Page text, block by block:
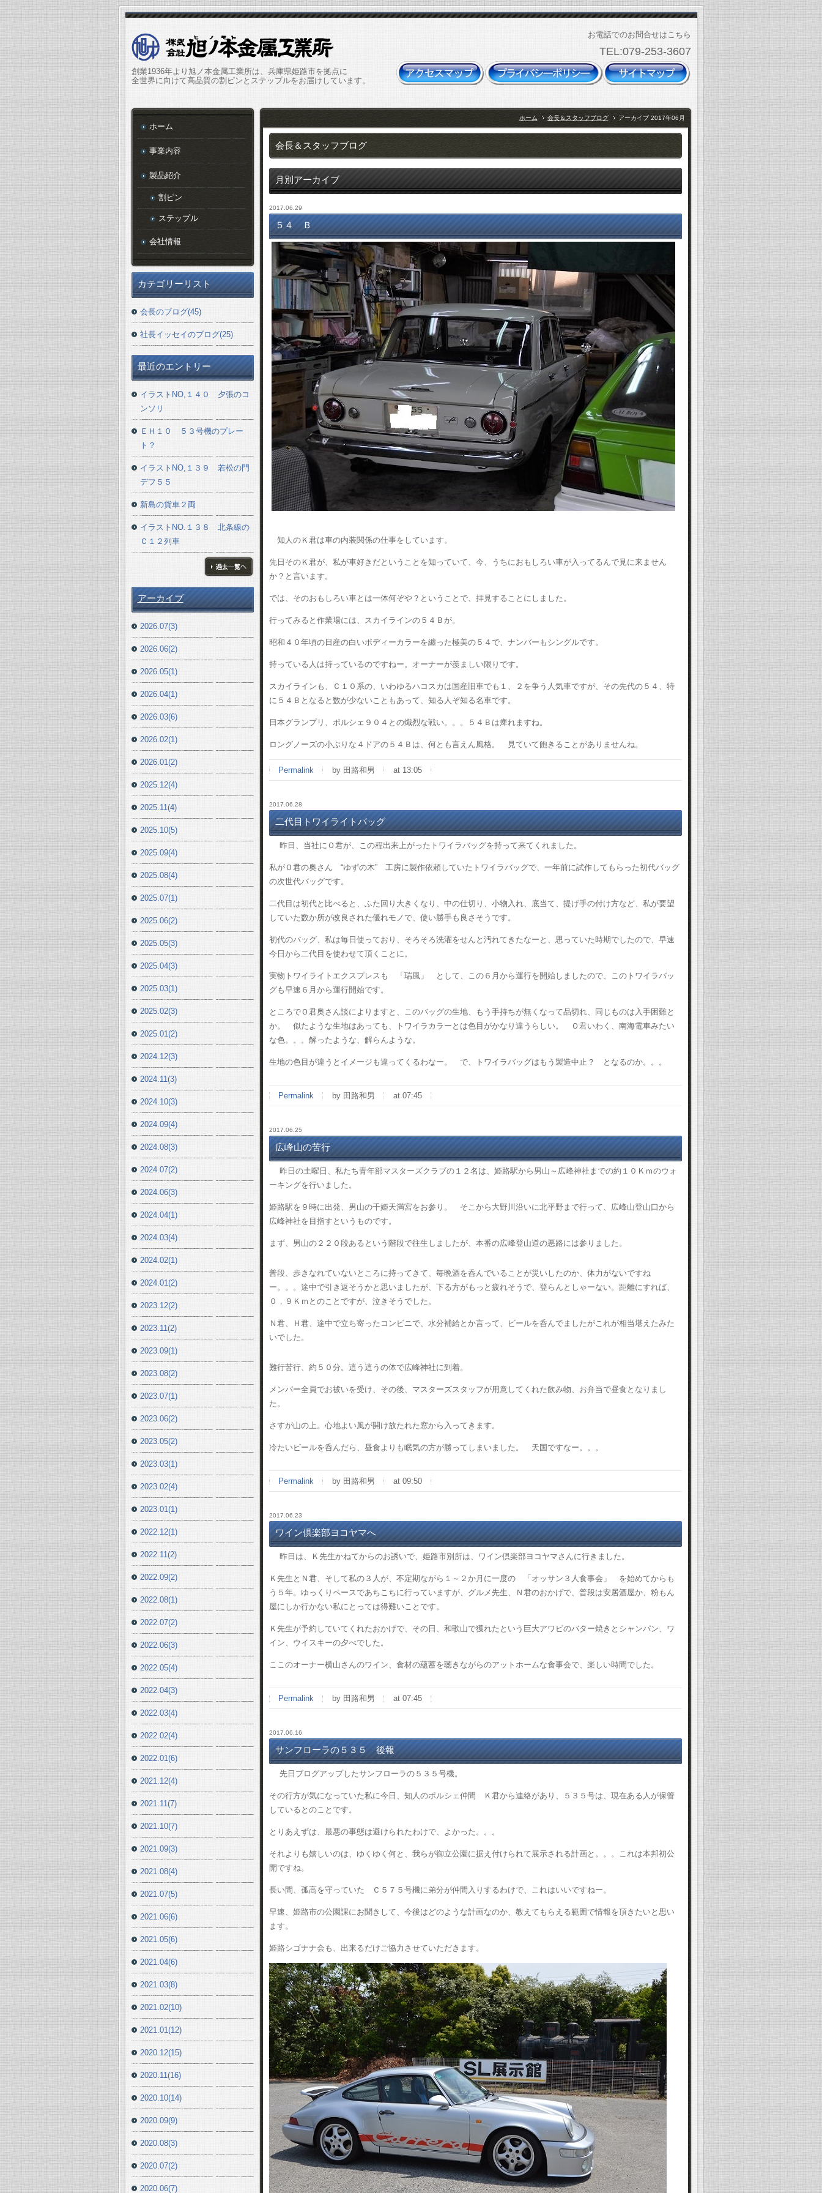
創業1936年より旭ノ本金属工業所は、兵庫県姫路市を拠点に
全世界に向けて高品質の割ピンとステップルをお届けしています。
お電話でのお問合せはこちら
TEL:079-253-3607
ホーム 会長＆スタッフブログ アーカイブ 2017年06月
会長＆スタッフブログ
月別アーカイブ
2017.06.29
５４ Ｂ
知人のＫ君は車の内装関係の仕事をしています。
先日そのＫ君が、私が車好きだということを知っていて、今、うちにおもしろい車が入ってるんで見に来ません
か？と言います。
では、そのおもしろい車とは一体何ぞや？ということで、拝見することにしました。
行ってみると作業場には、スカイラインの５４Ｂが。
昭和４０年頃の日産の白いボディーカラーを纏った極美の５４で、ナンバーもシングルです。
持っている人は持っているのですねー。オーナーが羨ましい限りです。
スカイラインも、Ｃ１０系の、いわゆるハコスカは国産旧車でも１、２を争う人気車ですが、その先代の５４、特
に５４Ｂとなると数が少ないこともあって、知る人ぞ知る名車です。
日本グランプリ、ポルシェ９０４との熾烈な戦い。。。５４Ｂは痺れますね。
ロングノーズの小ぶりな４ドアの５４Ｂは、何とも言えん風格。 見ていて飽きることがありませんね。
Permalink by 田路和男 at 13:05
2017.06.28
二代目トワイライトバッグ
昨日、当社にＯ君が、この程出来上がったトワイラバッグを持って来てくれました。
私がＯ君の奥さん “ゆずの木” 工房に製作依頼していたトワイラバッグで、一年前に試作してもらった初代バッグ
の次世代バッグです。
二代目は初代と比べると、ふた回り大きくなり、中の仕切り、小物入れ、底当て、提げ手の付け方など、私が要望
していた数か所が改良された優れモノで、使い勝手も良さそうです。
初代のバッグ、私は毎日使っており、そろそろ洗濯をせんと汚れてきたなーと、思っていた時期でしたので、早速
今日から二代目を使わせて頂くことに。
実物トワイライトエクスプレスも 「瑞風」 として、この６月から運行を開始しましたので、このトワイラバッ
グも早速６月から運行開始です。
ところでＯ君奥さん談によりますと、このバッグの生地、もう手持ちが無くなって品切れ、同じものは入手困難と
か。 似たような生地はあっても、トワイラカラーとは色目がかなり違うらしい。 Ｏ君いわく、南海電車みたい
な色。。。解ったような、解らんような。
生地の色目が違うとイメージも違ってくるわなー。 で、トワイラバッグはもう製造中止？ となるのか。。。
Permalink by 田路和男 at 07:45
2017.06.25
広峰山の苦行
昨日の土曜日、私たち青年部マスターズクラブの１２名は、姫路駅から男山～広峰神社までの約１０Ｋｍのウォ
ーキングを行いました。
姫路駅を９時に出発、男山の千姫天満宮をお参り。 そこから大野川沿いに北平野まで行って、広峰山登山口から
広峰神社を目指すというものです。
まず、男山の２２０段あるという階段で往生しましたが、本番の広峰登山道の悪路には参りました。
普段、歩きなれていないところに持ってきて、毎晩酒を呑んでいることが災いしたのか、体力がないですね
ー。。。途中で引き返そうかと思いましたが、下る方がもっと疲れそうで、登らんとしゃーない。距離にすれば、
０，９Ｋｍとのことですが、泣きそうでした。
Ｎ君、Ｈ君、途中で立ち寄ったコンビニで、水分補給とか言って、ビールを呑んでましたがこれが相当堪えたみた
いでした。
難行苦行、約５０分。這う這うの体で広峰神社に到着。
メンバー全員でお祓いを受け、その後、マスターズスタッフが用意してくれた飲み物、お弁当で昼食となりまし
た。
さすが山の上。心地よい風が開け放たれた窓から入ってきます。
冷たいビールを呑んだら、昼食よりも眠気の方が勝ってしまいました。 天国ですなー。。。
Permalink by 田路和男 at 09:50
2017.06.23
ワイン倶楽部ヨコヤマへ
昨日は、Ｋ先生かねてからのお誘いで、姫路市別所は、ワイン倶楽部ヨコヤマさんに行きました。
Ｋ先生とＮ君、そして私の３人が、不定期ながら１～２か月に一度の 「オッサン３人食事会」 を始めてからも
う５年。ゆっくりペースであちこちに行っていますが、グルメ先生、Ｎ君のおかげで、普段は安居酒屋か、粉もん
屋にしか行かない私にとっては得難いことです。
Ｋ先生が予約していてくれたおかげで、その日、和歌山で獲れたという巨大アワビのバター焼きとシャンパン、ワ
イン、ウイスキーの夕べでした。
ここのオーナー横山さんのワイン、食材の蘊蓄を聴きながらのアットホームな食事会で、楽しい時間でした。
Permalink by 田路和男 at 07:45
2017.06.16
サンフローラの５３５ 後報
先日ブログアップしたサンフローラの５３５号機。
その行方が気になっていた私に今日、知人のポルシェ仲間 Ｋ君から連絡があり、５３５号は、現在ある人が保管
しているとのことです。
とりあえずは、最悪の事態は避けられたわけで、よかった。。。
それよりも嬉しいのは、ゆくゆく何と、我らが御立公園に据え付けられて展示される計画と。。。これは本邦初公
開ですね。
長い間、孤高を守っていた Ｃ５７５号機に弟分が仲間入りするわけで、これはいいですねー。
早速、姫路市の公園課にお聞きして、今後はどのような計画なのか、教えてもらえる範囲で情報を頂きたいと思い
ます。
姫路シゴナナ会も、出来るだけご協力させていただきます。
ホーム
事業内容
製品紹介
割ピン
ステップル
会社情報
カテゴリーリスト
会長のブログ(45)
社長イッセイのブログ(25)
最近のエントリー
イラストNO,１４０ 夕張のコ
ンソリ
ＥＨ１０ ５３号機のプレー
ト？
イラストNO,１３９ 若松の門
デフ５５
新島の貨車２両
イラストNO.１３８ 北条線の
Ｃ１２列車
アーカイブ
2026.07(3)
2026.06(2)
2026.05(1)
2026.04(1)
2026.03(6)
2026.02(1)
2026.01(2)
2025.12(4)
2025.11(4)
2025.10(5)
2025.09(4)
2025.08(4)
2025.07(1)
2025.06(2)
2025.05(3)
2025.04(3)
2025.03(1)
2025.02(3)
2025.01(2)
2024.12(3)
2024.11(3)
2024.10(3)
2024.09(4)
2024.08(3)
2024.07(2)
2024.06(3)
2024.04(1)
2024.03(4)
2024.02(1)
2024.01(2)
2023.12(2)
2023.11(2)
2023.09(1)
2023.08(2)
2023.07(1)
2023.06(2)
2023.05(2)
2023.03(1)
2023.02(4)
2023.01(1)
2022.12(1)
2022.11(2)
2022.09(2)
2022.08(1)
2022.07(2)
2022.06(3)
2022.05(4)
2022.04(3)
2022.03(4)
2022.02(4)
2022.01(6)
2021.12(4)
2021.11(7)
2021.10(7)
2021.09(3)
2021.08(4)
2021.07(5)
2021.06(6)
2021.05(6)
2021.04(6)
2021.03(8)
2021.02(10)
2021.01(12)
2020.12(15)
2020.11(16)
2020.10(14)
2020.09(9)
2020.08(3)
2020.07(2)
2020.06(7)